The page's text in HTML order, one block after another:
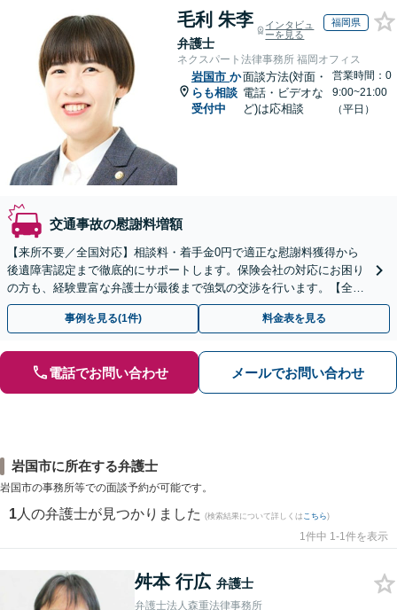
毛利 朱李
弁護士
インタビュ
ーを見る
福岡県
ネクスパート法律事務所 福岡オフィス
岩国市 か
らも相談
受付中
面談方法(対面・
電話・ビデオな
ど)は応相談
営業時間：0
9:00~21:00
（平日）
交通事故の慰謝料増額
【来所不要／全国対応】相談料・着手金0円で適正な慰謝料獲得から
後遺障害認定まで徹底的にサポートします。保険会社の対応にお困り
の方も、経験豊富な弁護士が最後まで強気の交渉を行います。【全国
13拠点】お気軽にご相談ください。
事例を見る(1件) 料金表を見る
電話でお問い合わせ メールでお問い合わせ
岩国市に所在する弁護士
岩国市の事務所等での面談予約が可能です。
1 人の弁護士が見つかりました (検索結果について詳しくは こちら)
1件中 1-1件を表示
舛本 行広 弁護士
弁護士法人森重法律事務所